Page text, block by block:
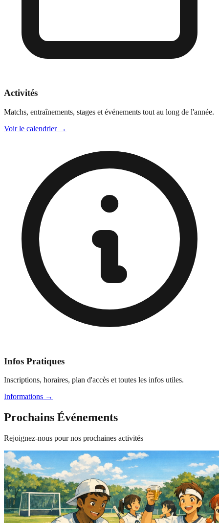
Activités
Matchs, entraînements, stages et événements tout au long de l'année.
Voir le calendrier→
Infos Pratiques
Inscriptions, horaires, plan d'accès et toutes les infos utiles.
Informations →
Prochains Événements
Rejoignez-nous pour nos prochaines activités